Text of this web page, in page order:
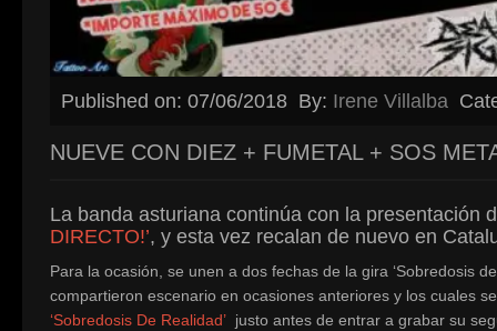
Published on: 07/06/2018 By: Irene Villalba
NUEVE CON DIEZ + FUMETAL + SOS
La banda asturiana continúa con la presentación
DIRECTO!’, y esta vez recalan de nuevo en
Para la ocasión, se unen a dos fechas de la gira ‘Sobredosis
compartieron escenario en ocasiones anteriores y los cuales
‘Sobredosis De Realidad’ justo antes de entrar a grabar su